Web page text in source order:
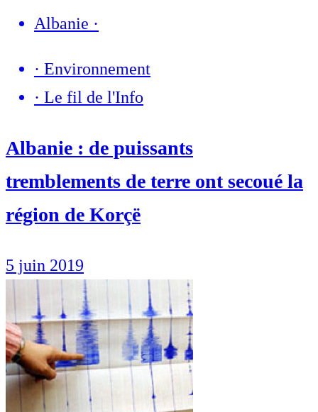
Albanie ·
· Environnement
· Le fil de l'Info
Albanie : de puissants
tremblements de terre ont secoué la
région de Korçë
5 juin 2019